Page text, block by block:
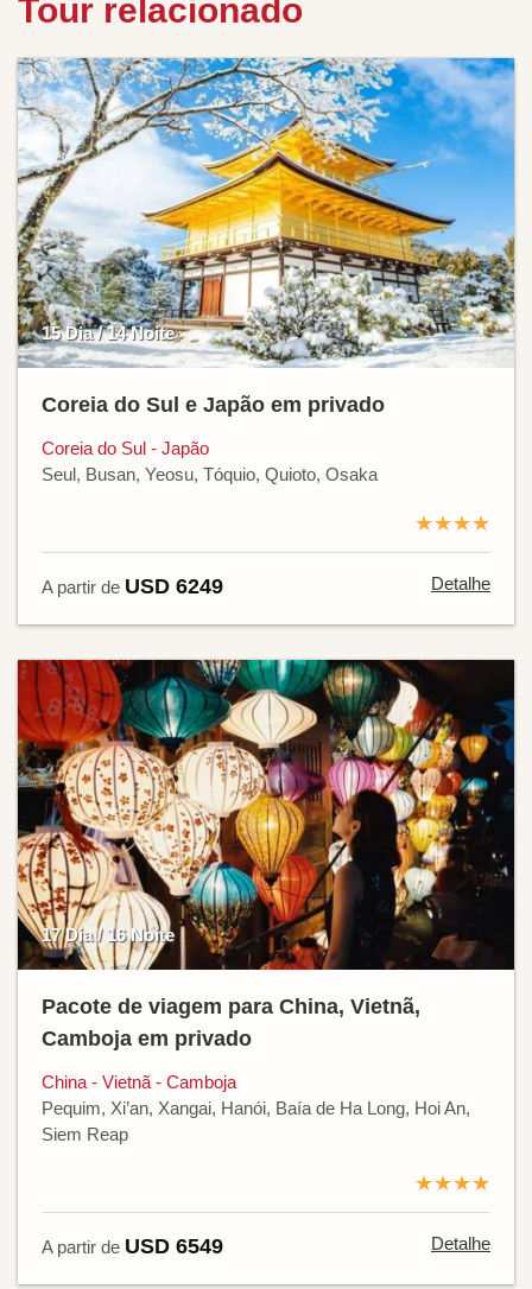
Tour relacionado
15 Dia / 14 Noite
Coreia do Sul e Japão em privado
Coreia do Sul - Japão
Seul, Busan, Yeosu, Tóquio, Quioto, Osaka
★★★★
A partir de USD 6249 Detalhe
17 Dia / 16 Noite
Pacote de viagem para China, Vietnã,
Camboja em privado
China - Vietnã - Camboja
Pequim, Xi’an, Xangai, Hanói, Baía de Ha Long, Hoi An,
Siem Reap
★★★★
A partir de USD 6549 Detalhe